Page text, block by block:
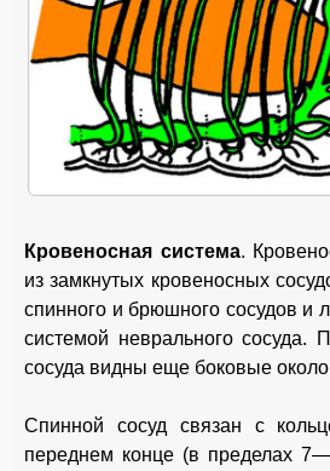
Кровеносная система.
из замкнутых кровеносных
спинного и брюшного сосудов и
системой неврального сосуда.
сосуда видны еще боковые
Спинной сосуд связан с
переднем конце (в пределах